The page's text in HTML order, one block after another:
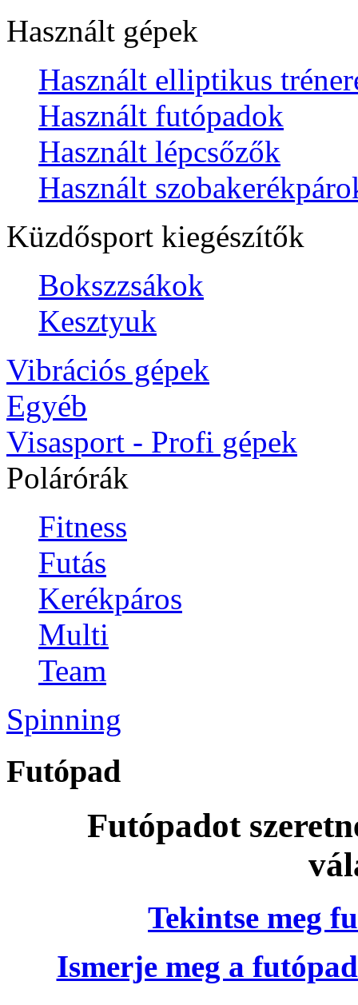
Használt gépek
Használt elliptikus
Használt futópadok
Használt lépcsőzők
Használt
Küzdősport kiegészítők
Bokszzsákok
Kesztyuk
Vibrációs gépek
Egyéb
Visasport - Profi gépek
Polárórák
Fitness
Futás
Kerékpáros
Multi
Team
Spinning
Futópad
Futópadot
Tekintse meg
Ismerje meg a